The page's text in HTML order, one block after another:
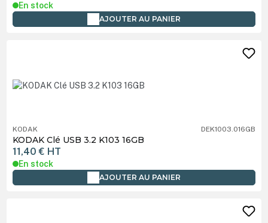
En stock
AJOUTER AU PANIER
KODAK DEK1003.016GB
KODAK Clé USB 3.2 K103 16GB
11,40 € HT
En stock
AJOUTER AU PANIER